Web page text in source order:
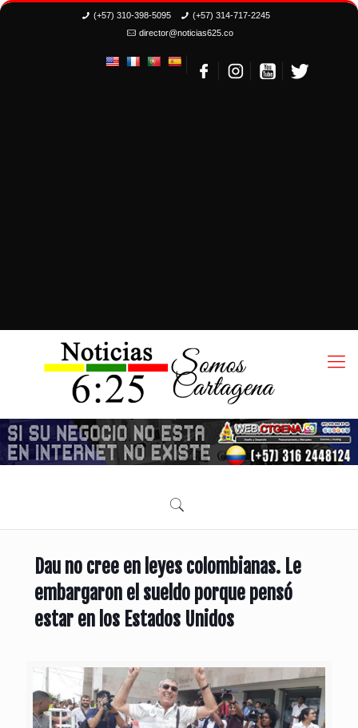
(+57) 310-398-5095
(+57) 314-717-2245
director@noticias625.co
Dau no cree en leyes colombianas. Le
embargaron el sueldo porque pensó
estar en los Estados Unidos